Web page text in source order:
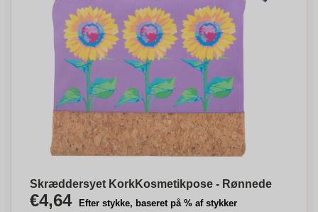
Skræddersyet KorkKosmetikpose - Rønnede
€4,64 Efter stykke, baseret på % af stykker